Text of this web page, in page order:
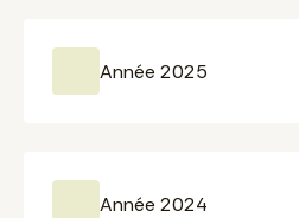
Année 2025
Année 2024